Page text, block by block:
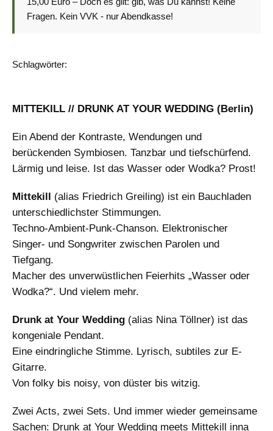
Fragen. Kein VVK - nur Abendkasse!
Schlagwörter:
MITTEKILL // DRUNK AT YOUR WEDDING (Berlin)
Ein Abend der Kontraste, Wendungen und
berückenden Symbiosen. Tanzbar und tiefschürfend.
Lärmig und leise. Ist das Wasser oder Wodka? Prost!
Mittekill (alias Friedrich Greiling) ist ein Bauchladen
unterschiedlichster Stimmungen.
Techno-Ambient-Punk-Chanson. Elektronischer
Singer- und Songwriter zwischen Parolen und
Tiefgang.
Macher des unverwüstlichen Feierhits „Wasser oder
Wodka?“. Und vielem mehr.
Drunk at Your Wedding (alias Nina Töllner) ist das
kongeniale Pendant.
Eine eindringliche Stimme. Lyrisch, subtiles zur E-
Gitarre.
Von folky bis noisy, von düster bis witzig.
Zwei Acts, zwei Sets. Und immer wieder gemeinsame
Sachen: Drunk at Your Wedding meets Mittekill inna